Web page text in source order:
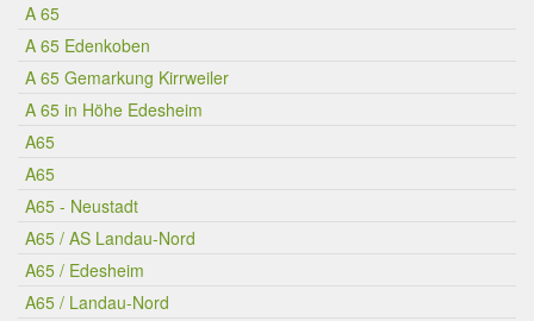
A 65
A 65 Edenkoben
A 65 Gemarkung Kirrweiler
A 65 in Höhe Edesheim
A65
A65
A65 - Neustadt
A65 / AS Landau-Nord
A65 / Edesheim
A65 / Landau-Nord